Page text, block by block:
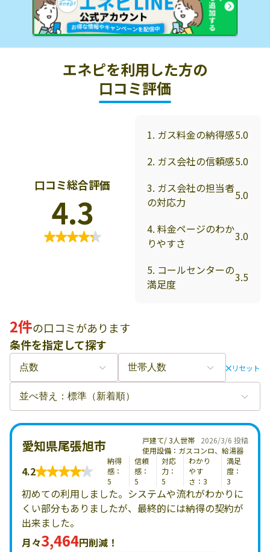
エネピを利用した方の
口コミ評価
口コミ総合評価
4.3
1. ガス料金の納得感5.0
2. ガス会社の信頼感5.0
3. ガス会社の担当者
の対応力
5.0
4. 料金ページのわか
りやすさ
3.0
5. コールセンターの
満足度
3.5
2件の口コミがあります
条件を指定して探す
リセット
2026/3/6 投稿
愛知県尾張旭市
戸建て/ 3人世帯
使用設備：ガスコンロ、給湯器
4.2
納得
感：
5
信頼
感：
5
対応
力：
5
わかり
やす
さ：3
満足
度：
3
初めての利用しました。システムや流れがわかりに
くい部分もありましたが、最終的には納得の契約が
出来ました。
月々3,464円削減！